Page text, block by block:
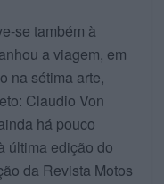
se também à
a viagem, em
na sétima arte,
Claudio Von
há pouco
última edição do
da Revista Motos